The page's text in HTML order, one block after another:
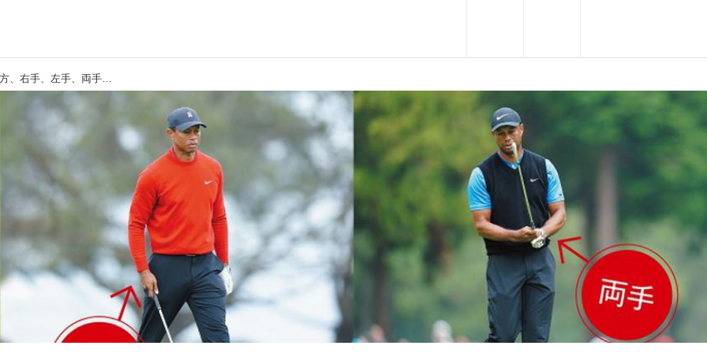
【タイガー・ウッズ】アドレスの入り方、右手、左手、両手、どれが正解!? 世界一流の“ルーティン”抜き打ちチェック!